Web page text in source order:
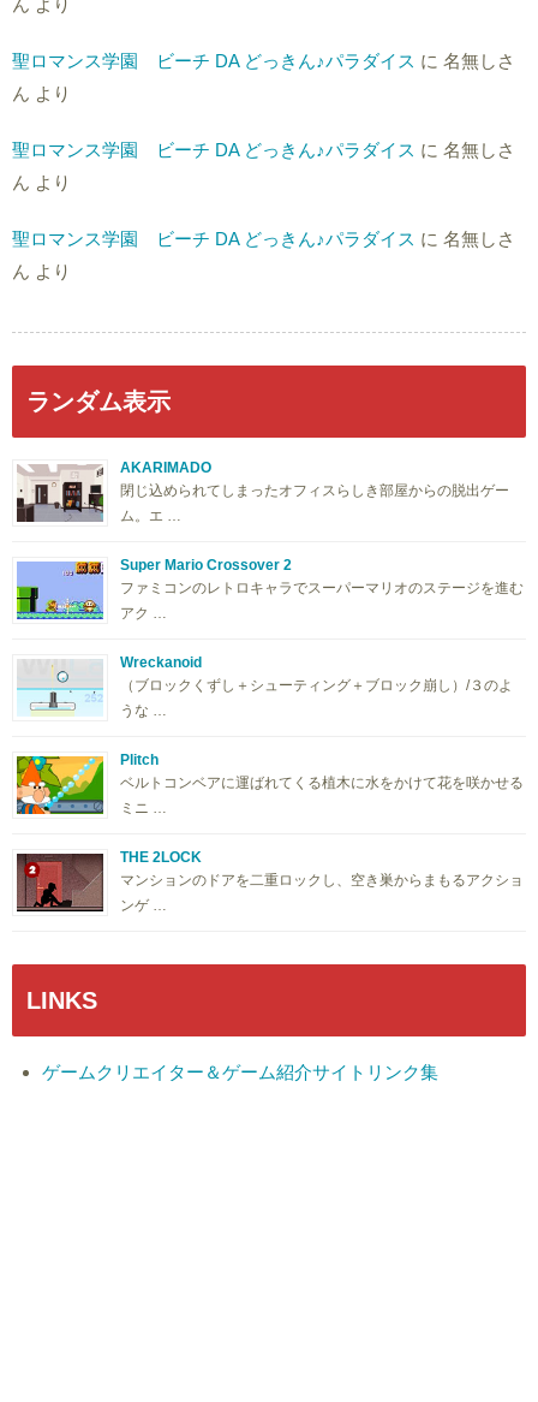
ん より
聖ロマンス学園 ビーチ DA どっきん♪パラダイス に 名無しさ
ん より
聖ロマンス学園 ビーチ DA どっきん♪パラダイス に 名無しさ
ん より
聖ロマンス学園 ビーチ DA どっきん♪パラダイス に 名無しさ
ん より
ランダム表示
AKARIMADO
閉じ込められてしまったオフィスらしき部屋からの脱出ゲー
ム。エ …
Super Mario Crossover 2
ファミコンのレトロキャラでスーパーマリオのステージを進む
アク …
Wreckanoid
（ブロックくずし＋シューティング＋ブロック崩し）/３のよ
うな …
Plitch
ベルトコンベアに運ばれてくる植木に水をかけて花を咲かせる
ミニ …
THE 2LOCK
マンションのドアを二重ロックし、空き巣からまもるアクショ
ンゲ …
LINKS
ゲームクリエイター＆ゲーム紹介サイトリンク集